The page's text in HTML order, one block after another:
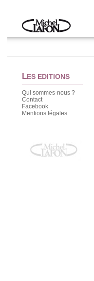
Accueil
LES EDITIONS
Qui sommes-nous ?
Contact
Facebook
Mentions légales